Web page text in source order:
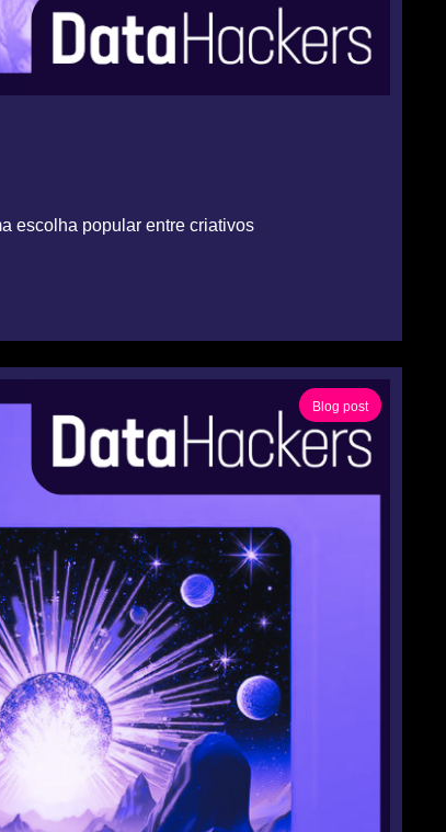
escolha popular entre criativos
Blog post